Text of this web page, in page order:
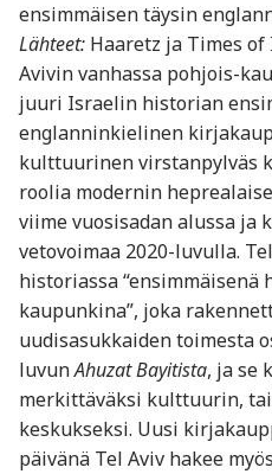
ensimmäisen täysin
Lähteet: Haaretz ja Times
Avivin vanhassa pohjois-
juuri Israelin historian
englanninkielinen
kulttuurinen virstanpylväs
roolia modernin
viime vuosisadan alussa ja
vetovoimaa 2020-luvulla.
historiassa “ensimmäisenä
kaupunkina”, joka
uudisasukkaiden toimesta
luvunAhuzat Bayitista, ja se
merkittäväksi kulttuurin,
keskukseksi. Uusi
päivänä Tel Aviv hakee